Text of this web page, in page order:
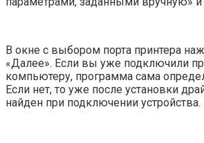
В окне с выбором порта принтера
«Далее». Если вы уже подключили
компьютеру, программа сама
Если нет, то уже после установки
найден при подключении устройства.